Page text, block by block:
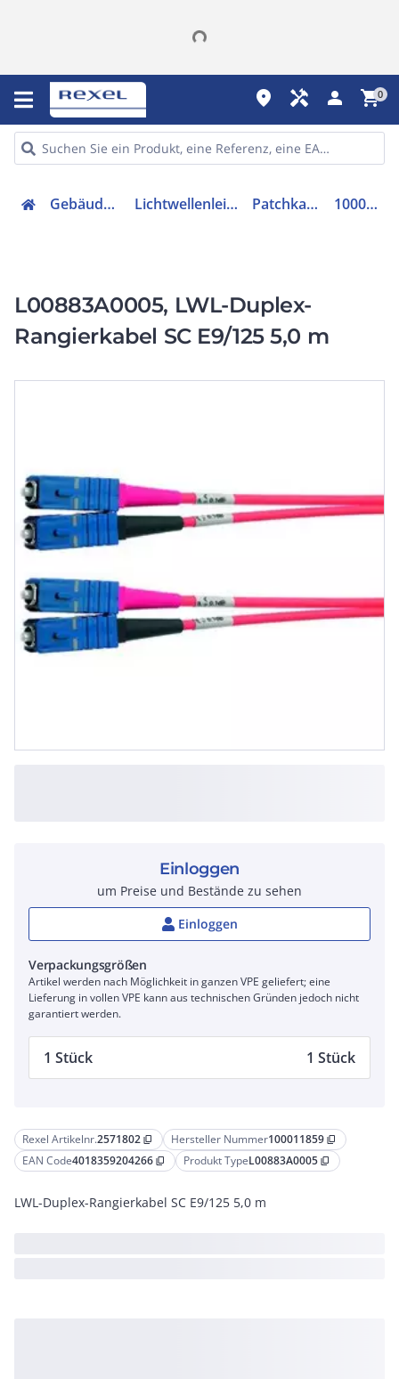
place handyman person shopping_cart0
Gebäudetechnik Lichtwellenleitertechnik Patchkabel LWL 100011859
L00883A0005, LWL-Duplex-
Rangierkabel SC E9/125 5,0 m
Rexel Artikelnr.2571802 content_copy Hersteller Nummer100011859 content_copy
EAN Code4018359204266 content_copy Produkt TypeL00883A0005 content_copy
LWL-Duplex-Rangierkabel SC E9/125 5,0 m
Einloggen
um Preise und Bestände zu sehen
Einloggen
Verpackungsgrößen
Artikel werden nach Möglichkeit in ganzen VPE geliefert; eine
Lieferung in vollen VPE kann aus technischen Gründen jedoch nicht
garantiert werden.
1 Stück 1 Stück